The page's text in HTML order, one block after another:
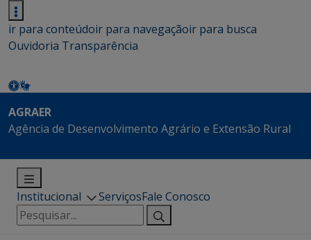
ir para conteúdoir para navegaçãoir para busca
Ouvidoria Transparência
AGRAER
Agência de Desenvolvimento Agrário e Extensão Rural
Institucional ServiçosFale Conosco
Pesquisar
por: